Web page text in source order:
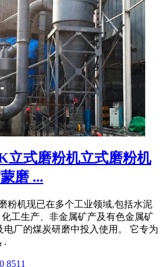
立式磨粉机立式磨粉机
磨 ...
粉机现已在多个工业领域,包括水泥
工生产、非金属矿产及有色金属矿
电厂的煤炭研磨中投入使用。 它专为
.
8511